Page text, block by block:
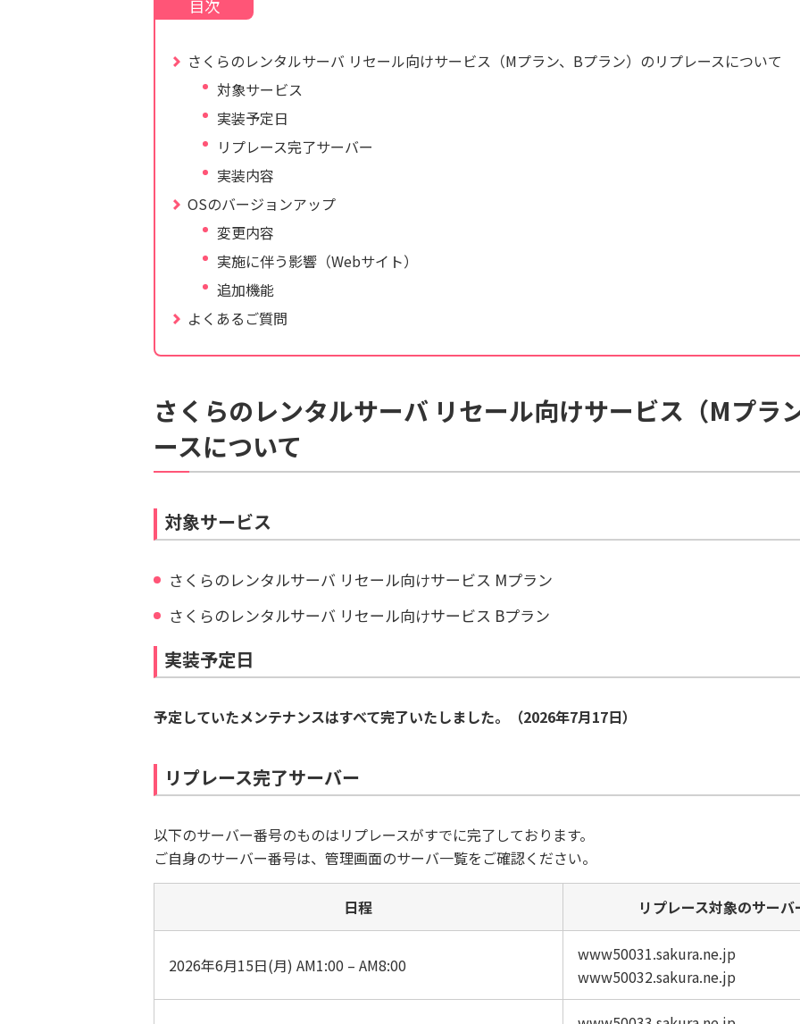
さくらのレンタルサーバ リセール向けサービス（Mプラン、Bプラン）のリプレースについて
対象サービス
実装予定日
リプレース完了サーバー
実装内容
OSのバージョンアップ
変更内容
実施に伴う影響（Webサイト）
追加機能
よくあるご質問
さくらのレンタルサーバ リセール向けサービス（Mプラ
ースについて
対象サービス
さくらのレンタルサーバ リセール向けサービス Mプラン
さくらのレンタルサーバ リセール向けサービス Bプラン
実装予定日
予定していたメンテナンスはすべて完了いたしました。（2026年7月17日）
リプレース完了サーバー
以下のサーバー番号のものはリプレースがすでに完了しております。
ご自身のサーバー番号は、管理画面のサーバ一覧をご確認ください。
日程 リプレース対象のサーバ
2026年6月15日(月) AM1:00 – AM8:00
www50031.sakura.ne.jp
www50032.sakura.ne.jp